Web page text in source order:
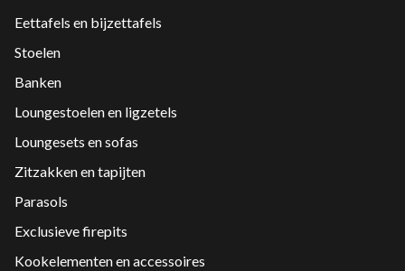
Eettafels en bijzettafels
Stoelen
Banken
Loungestoelen en ligzetels
Loungesets en sofas
Zitzakken en tapijten
Parasols
Exclusieve firepits
Kookelementen en accessoires